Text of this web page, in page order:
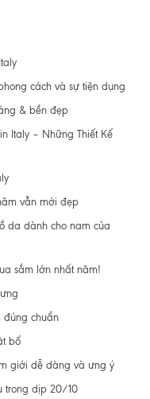
cách và sự tiện dụng
& bền đẹp
Italy – Những Thiết Kế
vẫn mới đẹp
da dành cho nam của
sắm lớn nhất năm!
đúng chuẩn
bố
giới dễ dàng và ưng ý
trong dịp 20/10